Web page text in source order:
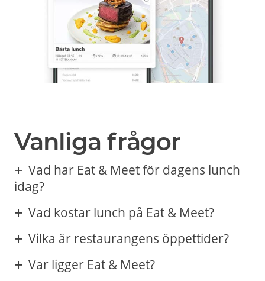
Vanliga frågor
Vad har Eat & Meet för dagens lunch
idag?
Vad kostar lunch på Eat & Meet?
Vilka är restaurangens öppettider?
Var ligger Eat & Meet?